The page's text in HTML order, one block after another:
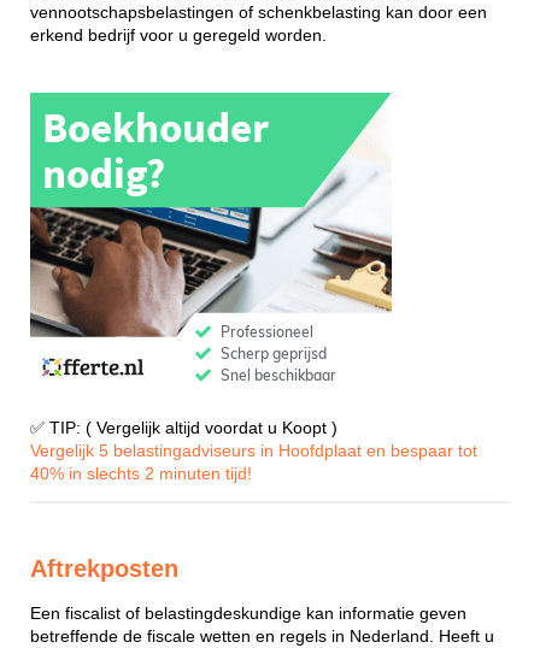
vennootschapsbelastingen of schenkbelasting kan door een
erkend bedrijf voor u geregeld worden.
✅ TIP: ( Vergelijk altijd voordat u Koopt )
Vergelijk 5 belastingadviseurs in Hoofdplaat en bespaar tot
40% in slechts 2 minuten tijd!
Aftrekposten
Een fiscalist of belastingdeskundige kan informatie geven
betreffende de fiscale wetten en regels in Nederland. Heeft u